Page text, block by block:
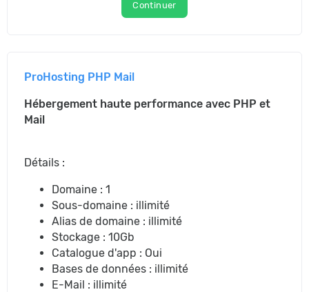
Continuer
ProHosting PHP Mail
Hébergement haute performance avec PHP et
Mail
Détails :
Domaine : 1
Sous-domaine : illimité
Alias de domaine : illimité
Stockage : 10Gb
Catalogue d'app : Oui
Bases de données : illimité
E-Mail : illimité